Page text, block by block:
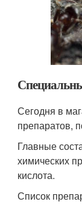
Сегодня в
препаратов,
Главные
химических
кислота.
Список